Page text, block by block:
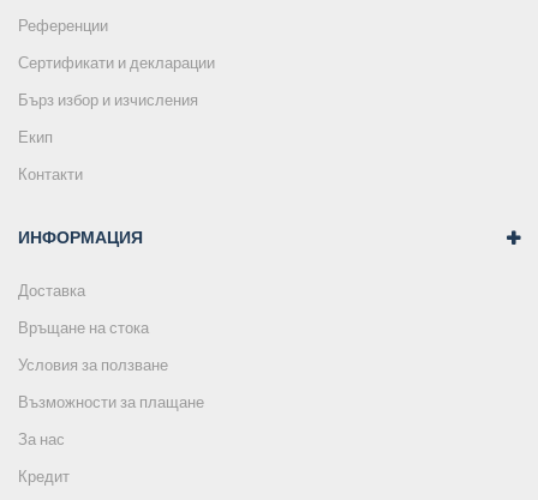
Референции
Сертификати и декларации
Бърз избор и изчисления
Екип
Контакти
ИНФОРМАЦИЯ
Доставка
Връщане на стока
Условия за ползване
Възможности за плащане
За нас
Кредит